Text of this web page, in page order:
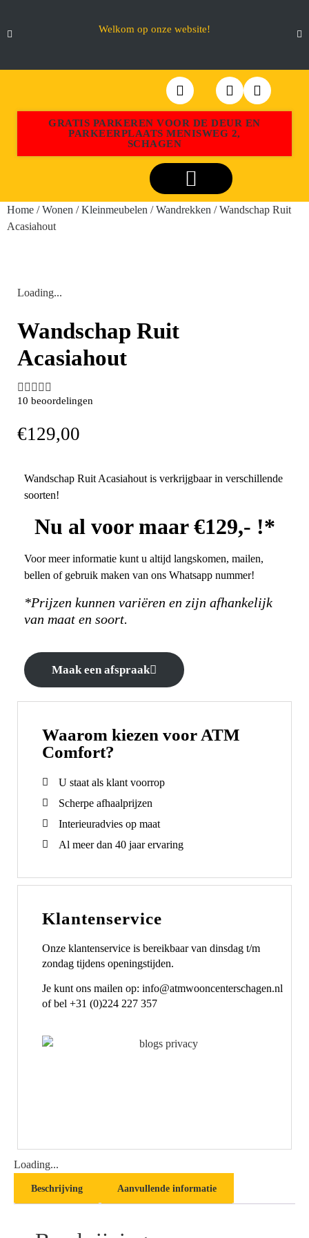
Welkom op onze website!
GRATIS PARKEREN VOOR DE DEUR EN
PARKEERPLAATS MENISWEG 2,
SCHAGEN
Home /Wonen /Kleinmeubelen /Wandrekken / Wandschap Ruit
Acasiahout
Loading...
Wandschap Ruit
Acasiahout
    
10 beoordelingen
€129,00
Wandschap Ruit Acasiahout is verkrijgbaar in verschillende
soorten!
Nu al voor maar €129,- !*
Voor meer informatie kunt u altijd langskomen, mailen,
bellen of gebruik maken van ons Whatsapp nummer!
*Prijzen kunnen variëren en zijn afhankelijk
van maat en soort.
Maak een afspraak
Waarom kiezen voor ATM
Comfort?
U staat als klant voorrop
Scherpe afhaalprijzen
Interieuradvies op maat
Al meer dan 40 jaar ervaring
Klantenservice
Onze klantenservice is bereikbaar van dinsdag t/m
zondag tijdens openingstijden.
Je kunt ons mailen op: info@atmwooncenterschagen.nl
of bel +31 (0)224 227 357
Loading...
Beschrijving Aanvullende informatie